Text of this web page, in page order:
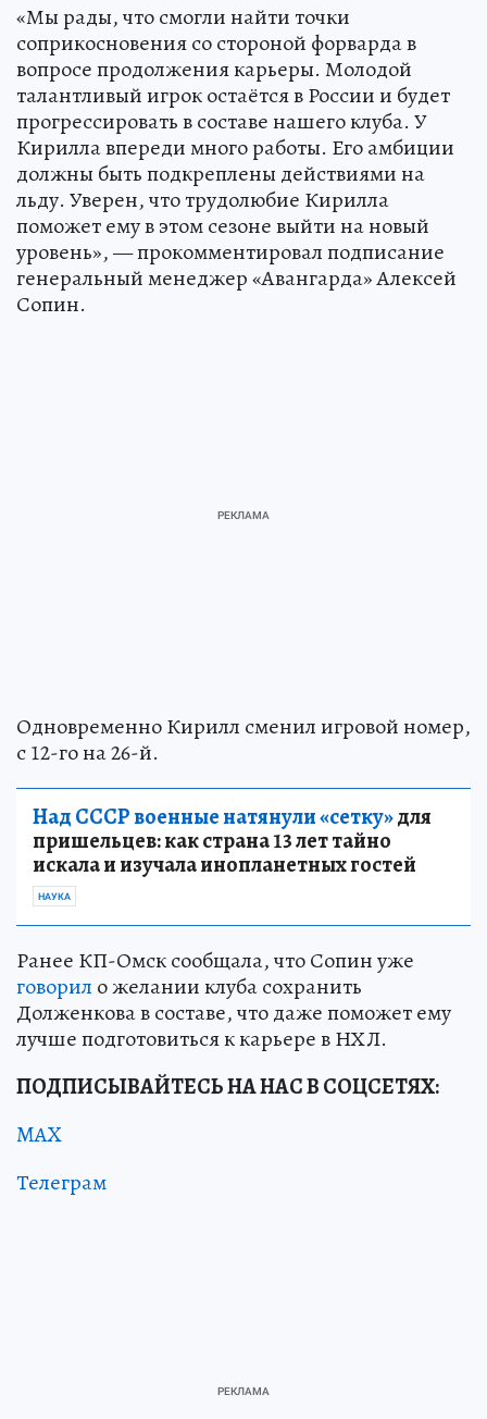
«Мы рады, что смогли найти точки
соприкосновения со стороной форварда в
вопросе продолжения карьеры. Молодой
талантливый игрок остаётся в России и будет
прогрессировать в составе нашего клуба. У
Кирилла впереди много работы. Его амбиции
должны быть подкреплены действиями на
льду. Уверен, что трудолюбие Кирилла
поможет ему в этом сезоне выйти на новый
уровень», — прокомментировал подписание
генеральный менеджер «Авангарда» Алексей
Сопин.
Одновременно Кирилл сменил игровой номер,
с 12-го на 26-й.
Над СССР военные натянули «сетку»для
пришельцев: как страна 13 лет тайно
искала и изучала инопланетных гостей
НАУКА
Ранее КП-Омск сообщала, что Сопин уже
говорил о желании клуба сохранить
Долженкова в составе, что даже поможет ему
лучше подготовиться к карьере в НХЛ.
ПОДПИСЫВАЙТЕСЬ НА НАС В СОЦСЕТЯХ:
MAX
Телеграм